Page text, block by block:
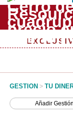
Peru Quiosco
Management &
GESTION > TU
AñadirGestión